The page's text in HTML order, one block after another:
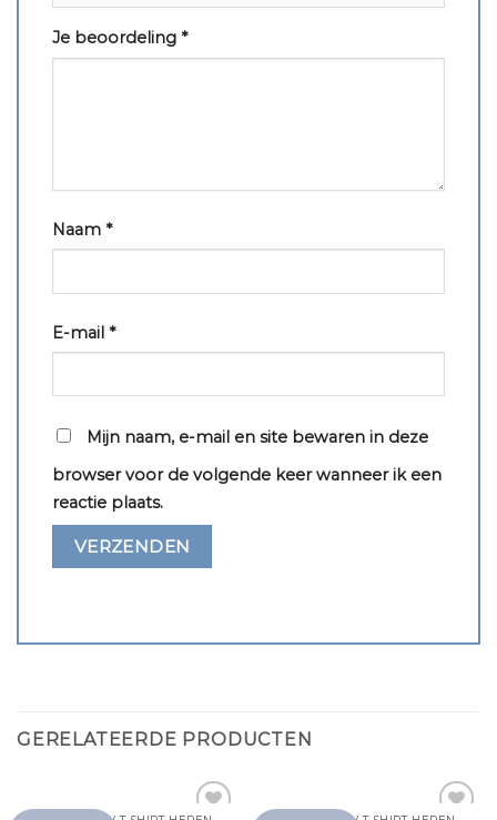
Je beoordeling *
Naam *
E-mail *
Mijn naam, e-mail en site bewaren in deze
browser voor de volgende keer wanneer ik een
reactie plaats.
GERELATEERDE PRODUCTEN